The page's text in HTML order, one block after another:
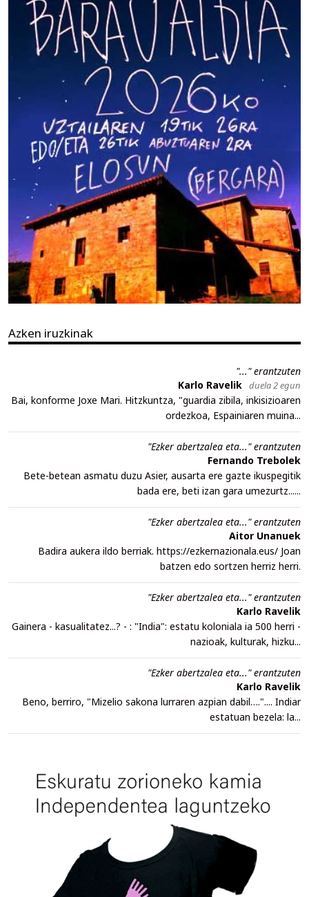
Azken iruzkinak
"..." erantzuten
Karlo Ravelik duela 2 egun
Bai, konforme Joxe Mari. Hitzkuntza, "guardia zibila, inkisizioaren
ordezkoa, Espainiaren muina...
"Ezker abertzalea eta..." erantzuten
Fernando Trebolek
Bete-betean asmatu duzu Asier, ausarta ere gazte ikuspegitik
bada ere, beti izan gara umezurtz......
"Ezker abertzalea eta..." erantzuten
Aitor Unanuek
Badira aukera ildo berriak. https://ezkernazionala.eus/ Joan
batzen edo sortzen herriz herri.
"Ezker abertzalea eta..." erantzuten
Karlo Ravelik
Gainera - kasualitatez...? - : "India": estatu koloniala ia 500 herri -
nazioak, kulturak, hizku...
"Ezker abertzalea eta..." erantzuten
Karlo Ravelik
Beno, berriro, "Mizelio sakona lurraren azpian dabil….".... Indiar
estatuan bezela: la...